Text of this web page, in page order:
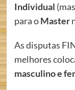
Individual
para oMaster
As disputas
melhores
masculino e